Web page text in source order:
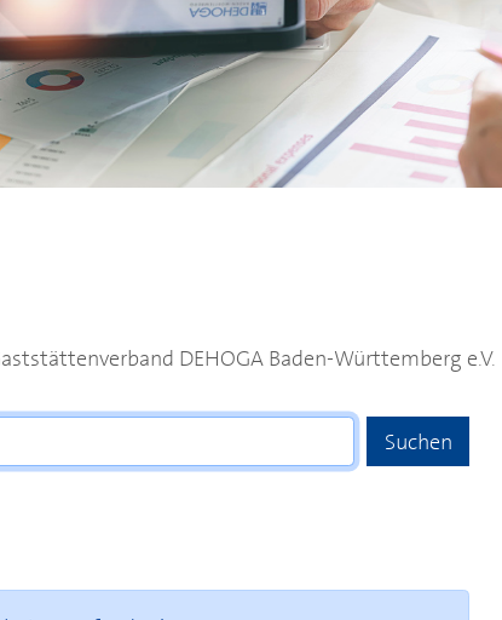
DEHOGA Baden-Württemberg e.V.